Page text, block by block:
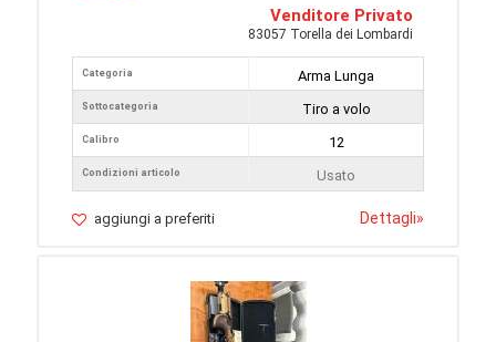
Venditore Privato
83057 Torella dei Lombardi
Categoria
Sottocategoria
Calibro
Condizioni articolo
Arma Lunga
Tiro a volo
12
Usato
aggiungi a preferiti Dettagli»